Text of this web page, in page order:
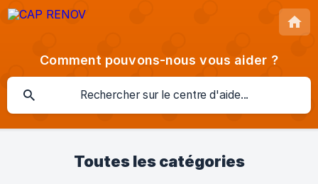
Comment pouvons-nous vous aider ?
Toutes les catégories